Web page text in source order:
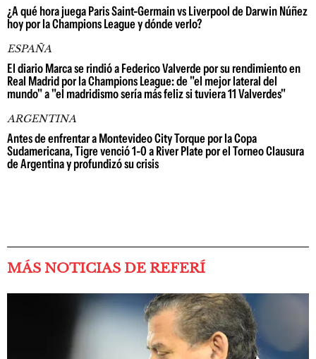
¿A qué hora juega Paris Saint-Germain vs Liverpool de Darwin Núñez
hoy por la Champions League y dónde verlo?
ESPAÑA
El diario Marca se rindió a Federico Valverde por su rendimiento en
Real Madrid por la Champions League: de "el mejor lateral del
mundo" a "el madridismo sería más feliz si tuviera 11 Valverdes"
ARGENTINA
Antes de enfrentar a Montevideo City Torque por la Copa
Sudamericana, Tigre venció 1-0 a River Plate por el Torneo Clausura
de Argentina y profundizó su crisis
MÁS NOTICIAS DE REFERÍ